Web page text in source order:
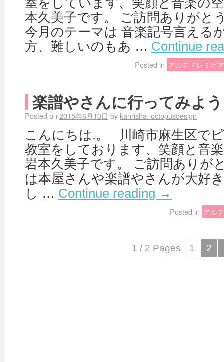
本久美子です。 ご訪問ありがと
今月のテーマは 音楽記号言える
方、難しいのもあ … Continue
Posted in アルテドレミピ
楽譜やさんに行ってみよ
Posted on 2015年6月10日 by kanrisha_octopusdesign
こんにちは.。 川崎市麻生区で
教室をしております、笑顔と音
岩本久美子です。 ご訪問ありが
は本屋さんや楽譜やさんが大好
し … Continue reading →
Posted in アル
1 / 2 Pages 1 2